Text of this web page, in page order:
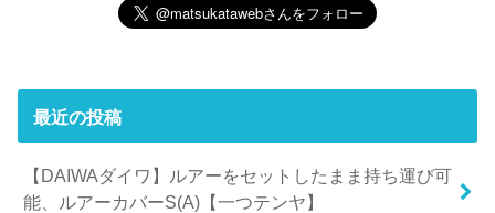
最近の投稿
【DAIWAダイワ】ルアーをセットしたまま持ち運び可
能、ルアーカバーS(A)【一つテンヤ】